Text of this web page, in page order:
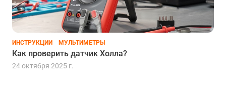
ИНСТРУКЦИИ МУЛЬТИМЕТРЫ
Как проверить датчик Холла?
24 октября 2025 г.